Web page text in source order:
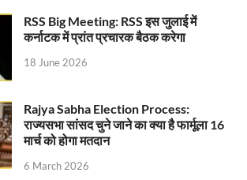
UP Rain Basera: योगी सरकार यात्रियों की सुरक्षा के
Nidhi Yojana: उत्तर प्रदेश में महिला उद्यमिता को मिला
CM Yogi meets Sify Chairman Raju Vegesna:
RSS Big Meeting: RSS इस जुलाई में
कर्नाटक में प्रांत प्रचारक बैठक करेगा
18 June 2026
Rajya Sabha Election Process:
राज्यसभा सांसद चुने जाने का क्या है फार्मूला 16
मार्च को होगा मतदान
6 March 2026